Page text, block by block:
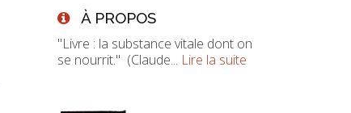
À PROPOS
"Livre : la substance vitale dont on
se nourrit." (Claude... Lire la suite